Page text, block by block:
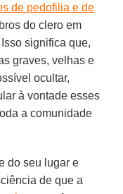
de pedofilia e de
do clero em
significa que,
graves, velhas e
ocultar,
à vontade esses
a comunidade
do seu lugar e
de que a